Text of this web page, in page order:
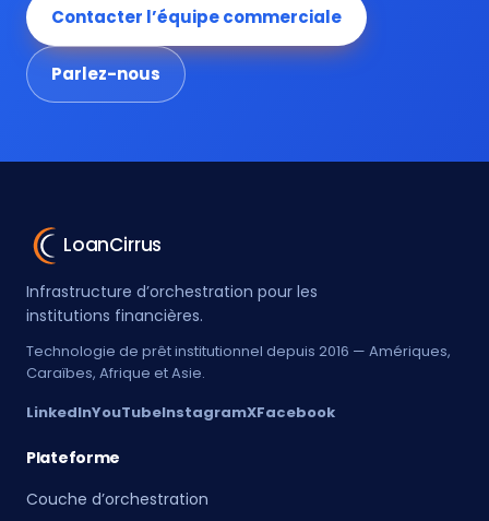
Contacter l’équipe commerciale
Parlez-nous
LoanCirrus
Infrastructure d’orchestration pour les
institutions financières.
Technologie de prêt institutionnel depuis 2016 — Amériques,
Caraïbes, Afrique et Asie.
LinkedInYouTubeInstagramXFacebook
Plateforme
Couche d’orchestration